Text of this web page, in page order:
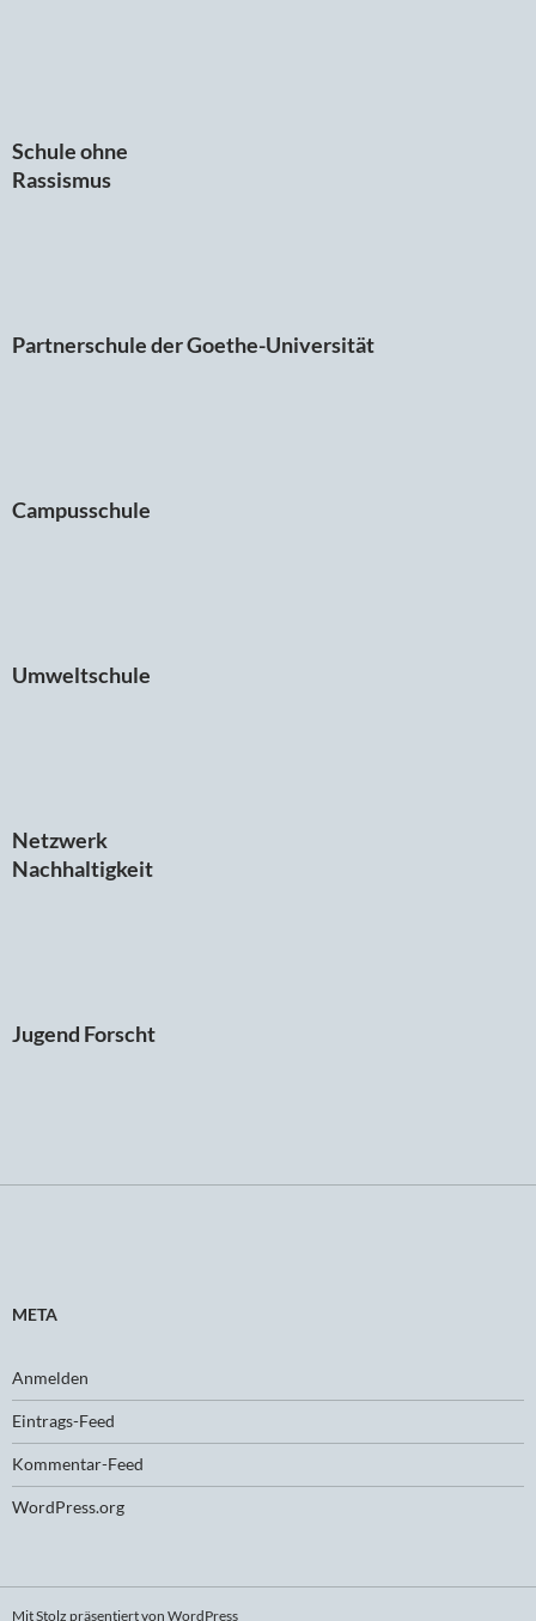
Schule ohne
Rassismus
Partnerschule der Goethe-Universität
Campusschule
Umweltschule
Netzwerk
Nachhaltigkeit
Jugend Forscht
META
Anmelden
Eintrags-Feed
Kommentar-Feed
WordPress.org
Mit Stolz präsentiert von WordPress